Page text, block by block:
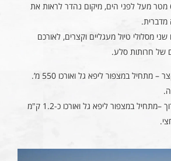
המצפור מתנשא כ-600 מטר מעל לפני הים, מיקום נהדר לראות את
מדברית.
מסלולי טיול מעגליים וקצרים, לאורכם
של חרותות סלע.
: מעגלי קצר – מתחיל במצפור ליפא גל ואורכו 550 מ’.
: מעגלי ארוך –מתחיל במצפור ליפא גל ואורכו כ-1.2 ק"מ